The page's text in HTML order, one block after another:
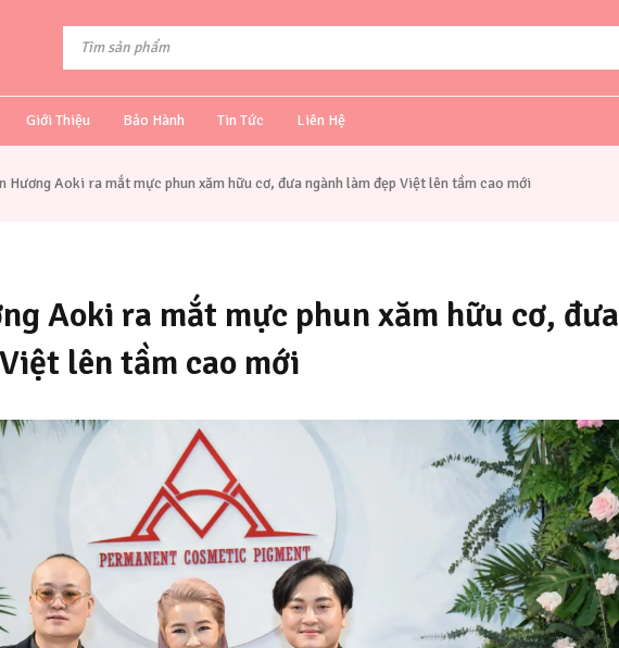
Giới Thiệu Bảo Hành Tin Tức Liên Hệ
Hương Aoki ra mắt mực phun xăm hữu cơ, đưa ngành làm đẹp Việt lên tầm cao mới
Aoki ra mắt mực phun xăm hữu cơ, đưa
lên tầm cao mới